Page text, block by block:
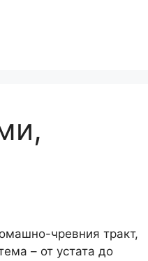
чревния тракт,
– от устата до